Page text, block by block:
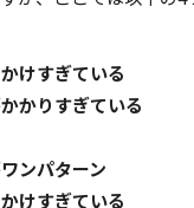
けすぎている
かりすぎている
ンパターン
けすぎている